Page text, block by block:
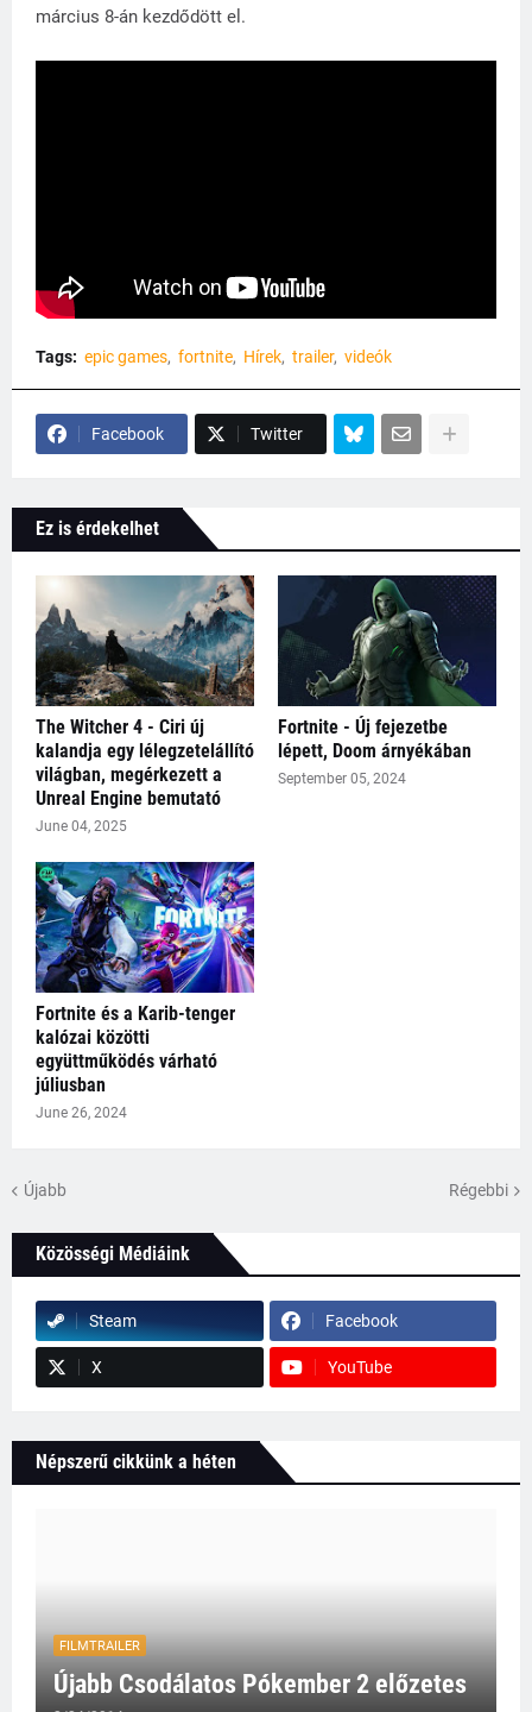
március 8-án kezdődött el.
Tags: epic games fortnite Hírek trailer videók
Facebook Twitter
Ez is érdekelhet
The Witcher 4 - Ciri új
kalandja egy lélegzetelállító
világban, megérkezett a
Unreal Engine bemutató
June 04, 2025
Fortnite - Új fejezetbe
lépett, Doom árnyékában
September 05, 2024
Fortnite és a Karib-tenger
kalózai közötti
együttműködés várható
júliusban
June 26, 2024
Újabb Régebbi
Közösségi Médiáink
Steam Facebook
X YouTube
Népszerű cikkünk a héten
FILMTRAILER
Újabb Csodálatos Pókember 2 előzetes